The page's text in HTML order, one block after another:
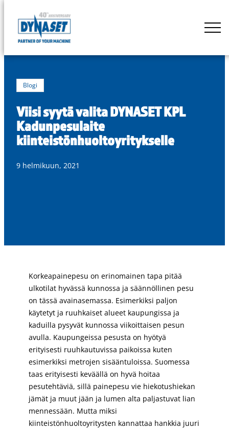
suoraan
sisältöön
DYNASET
Blogi
Viisi syytä valita DYNASET KPL
Kadunpesulaite
kiinteistönhuoltoyritykselle
9 helmikuun, 2021
Korkeapainepesu on erinomainen tapa pitää
ulkotilat hyvässä kunnossa ja säännöllinen pesu
on tässä avainasemassa. Esimerkiksi paljon
käytetyt ja ruuhkaiset alueet kaupungissa ja
kaduilla pysyvät kunnossa viikoittaisen pesun
avulla. Kaupungeissa pesusta on hyötyä
erityisesti ruuhkautuvissa paikoissa kuten
esimerkiksi metrojen sisääntuloissa. Suomessa
taas erityisesti keväällä on hyvä hoitaa
pesutehtäviä, sillä painepesu vie hiekotushiekan
jämät ja muut jään ja lumen alta paljastuvat lian
mennessään. Mutta miksi
kiinteistönhuoltoyritysten kannattaa hankkia juuri